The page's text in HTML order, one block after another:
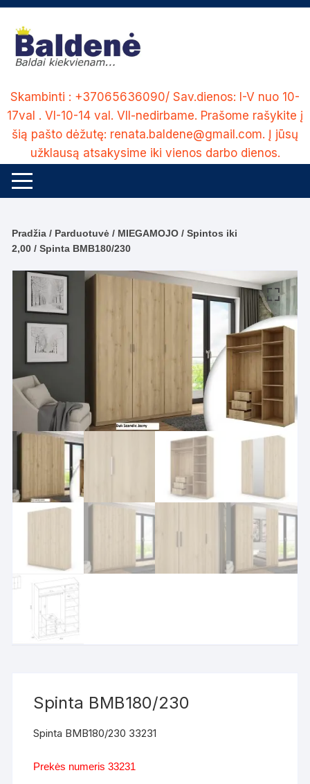
Skip
content
Skambinti : +37065636090/ Sav.dienos: I-V nuo 10-
17val . VI-10-14 val. VII-nedirbame. Prašome rašykite į
šią pašto dėžutę: renata.baldene@gmail.com. Į jūsų
užklausą atsakysime iki vienos darbo dienos.
Pradžia / Parduotuvė / MIEGAMOJO /Spintos iki
2,00 / Spinta BMB180/230
Spinta BMB180/230
Spinta BMB180/230 33231
Prekės numeris 33231